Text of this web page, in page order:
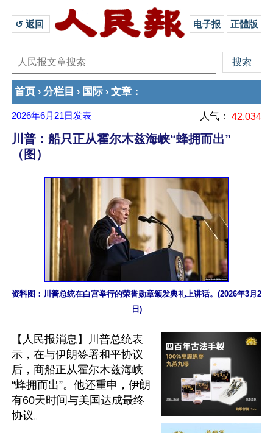
↺ 返回 电子报 正體版
首页 › 分栏目 › 国际 › 文章 ：
2026年6月21日 发表 人气： 42,034
川普：船只正从霍尔木兹海峡“蜂拥而出”
（图）
资料图：川普总统在白宫举行的荣誉勋章颁发典礼上讲话。(2026年3月2
日)
【人民报消息】川普总统表
示，在与伊朗签署和平协议
后，商船正从霍尔木兹海峡
“蜂拥而出”。他还重申，伊朗
有60天时间与美国达成最终
协议。